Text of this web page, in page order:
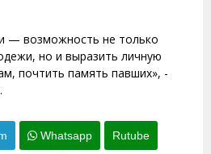
— возможность не только
но и выразить личную
почтить память павших», -
Whatsapp Rutube